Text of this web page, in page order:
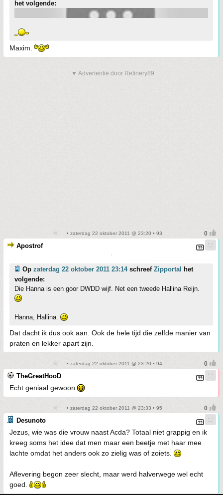
het volgende:
Maxim.
▼ Advertentie door Refinery89
• zaterdag 22 oktober 2011 @ 23:20 • 93
Apostrof
'
Op zaterdag 22 oktober 2011 23:14schreef Zipportal het
volgende:
Die Hanna is een goor DWDD wijf. Net een tweede Hallina Reijn.
Hanna, Hallina.
Dat dacht ik dus ook aan. Ook de hele tijd die zelfde manier van
praten en lekker apart zijn.
• zaterdag 22 oktober 2011 @ 23:20 • 94
TheGreatHooD
Echt geniaal gewoon
• zaterdag 22 oktober 2011 @ 23:33 • 95
Desunoto
Jezus, wie was die vrouw naast Acda? Totaal niet grappig en ik
kreeg soms het idee dat men maar een beetje met haar mee
lachte omdat het anders ook zo zielig was of zoiets.
Aflevering begon zeer slecht, maar werd halverwege wel echt
goed.